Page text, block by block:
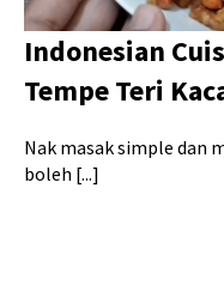
Indonesian
Tempe Teri
Nak masak simple dan
boleh [...]